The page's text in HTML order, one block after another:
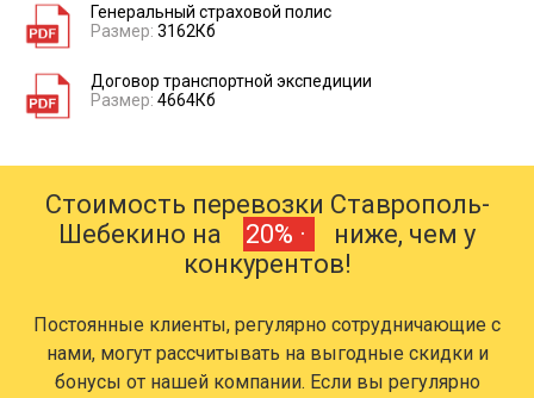
Генеральный страховой полис
Размер: 3162Кб
Договор транспортной экспедиции
Размер: 4664Кб
Стоимость перевозки Ставрополь-
Шебекино на
20% ·
ниже, чем у
конкурентов!
Постоянные клиенты, регулярно сотрудничающие с
нами, могут рассчитывать на выгодные скидки и
бонусы от нашей компании. Если вы регулярно